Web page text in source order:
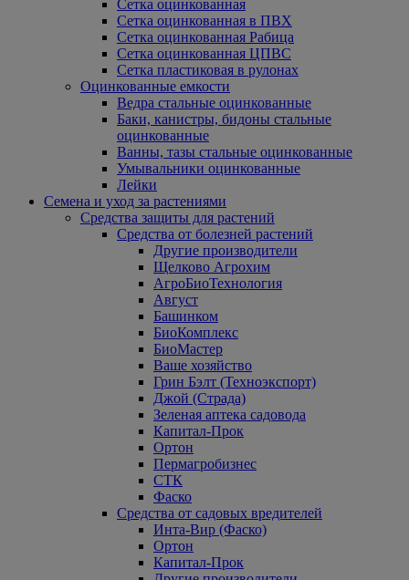
Сетка оцинкованная
Сетка оцинкованная в ПВХ
Сетка оцинкованная Рабица
Сетка оцинкованная ЦПВС
Сетка пластиковая в рулонах
Оцинкованные емкости
Ведра стальные оцинкованные
Баки, канистры, бидоны стальные
оцинкованные
Ванны, тазы стальные оцинкованные
Умывальники оцинкованные
Лейки
Семена и уход за растениями
Средства защиты для растений
Средства от болезней растений
Другие производители
Щелково Агрохим
АгроБиоТехнология
Август
Башинком
БиоКомплекс
БиоМастер
Ваше хозяйство
Грин Бэлт (Техноэкспорт)
Джой (Страда)
Зеленая аптека садовода
Капитал-Прок
Ортон
Пермагробизнес
СТК
Фаско
Средства от садовых вредителей
Инта-Вир (Фаско)
Ортон
Капитал-Прок